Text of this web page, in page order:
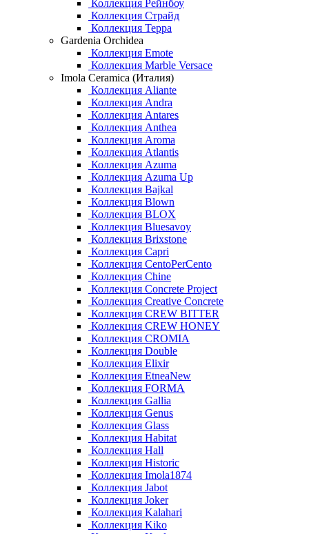
Коллекция Рейнбоу
Коллекция Страйд
Коллекция Терра
Gardenia Orchidea
Коллекция Emote
Коллекция Marble Versace
Imola Ceramica (Италия)
Коллекция Aliante
Коллекция Andra
Коллекция Antares
Коллекция Anthea
Коллекция Aroma
Коллекция Atlantis
Коллекция Azuma
Коллекция Azuma Up
Коллекция Bajkal
Коллекция Blown
Коллекция BLOX
Коллекция Bluesavoy
Коллекция Brixstone
Коллекция Capri
Коллекция CentoPerCento
Коллекция Chine
Коллекция Concrete Project
Коллекция Creative Concrete
Коллекция CREW BITTER
Коллекция CREW HONEY
Коллекция CROMIA
Коллекция Double
Коллекция Elixir
Коллекция EtneaNew
Коллекция FORMA
Коллекция Gallia
Коллекция Genus
Коллекция Glass
Коллекция Habitat
Коллекция Hall
Коллекция Historic
Коллекция Imola1874
Коллекция Jabot
Коллекция Joker
Коллекция Kalahari
Коллекция Kiko